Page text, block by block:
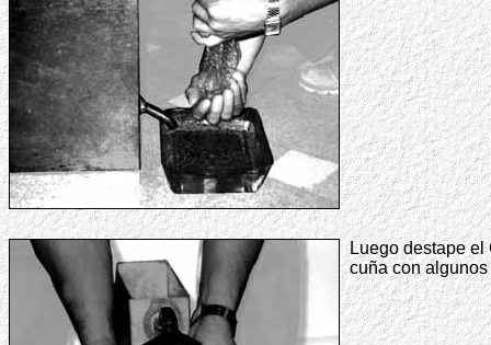
Luego destape
cuña con